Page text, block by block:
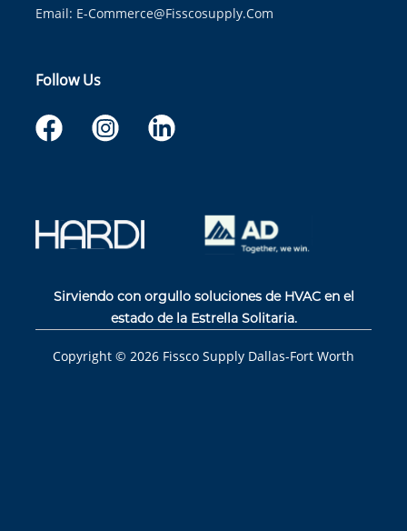
Email: E-Commerce@fisscosupply.com
Follow Us
Sirviendo con orgullo soluciones de HVAC en el
estado de la Estrella Solitaria.
Copyright © 2026 Fissco Supply Dallas-Fort Worth